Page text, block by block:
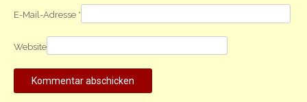
E-Mail-Adresse *
Website